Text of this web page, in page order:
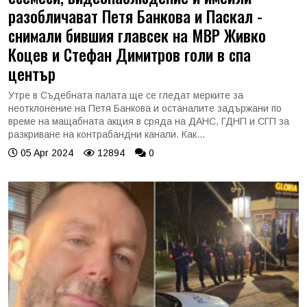
разобличават Петя Банкова и Паскал -
снимали бившия главсек на МВР Живко
Коцев и Стефан Димитров голи в спа
център
Утре в Съдебната палата ще се гледат мерките за
неотклонение на Петя Банкова и останалите задържани по
време на мащабната акция в сряда на ДАНС, ГДНП и СГП за
разкриване на контрабандни канали. Как...
05 Apr 2024
12894 0